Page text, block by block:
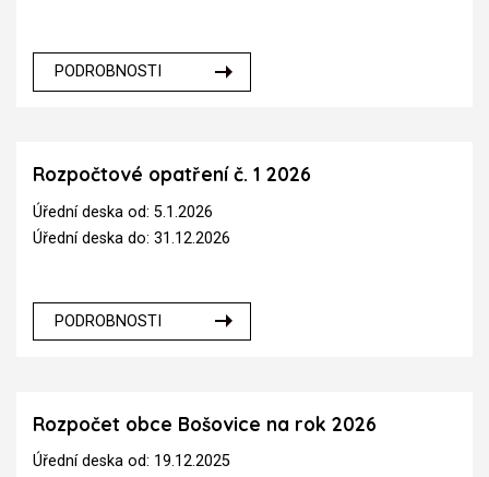
PODROBNOSTI
Rozpočtové opatření č. 1 2026
Úřední deska od: 5.1.2026
Úřední deska do: 31.12.2026
PODROBNOSTI
Rozpočet obce Bošovice na rok 2026
Úřední deska od: 19.12.2025